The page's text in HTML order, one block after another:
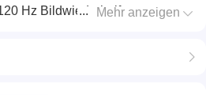
Mehr anzeigen
Hz Bildwiederholfrequenz,
2 * USB 3.0, 1 * USB 2.0, 1 *